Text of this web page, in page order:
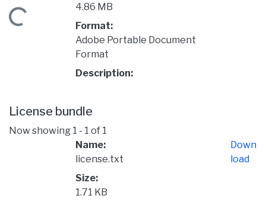
Loading...
4.86 MB
Format:
Adobe Portable Document
Format
Description:
License bundle
Now showing 1 - 1 of 1
Name:
license.txt
Size:
1.71 KB
Down
load